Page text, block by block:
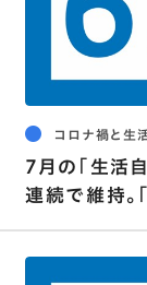
コロナ禍と生
7月の｢生活
連続で維持